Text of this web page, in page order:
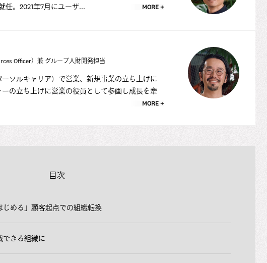
任。2021年7月にユーザ...
MORE +
Officer）兼 グループ人財開発担当
ソルキャリア）で営業、新規事業の立ち上げに
の立ち上げに営業の役員として参画し成長を牽
MORE +
目次
める」顧客起点での組織転換
できる組織に